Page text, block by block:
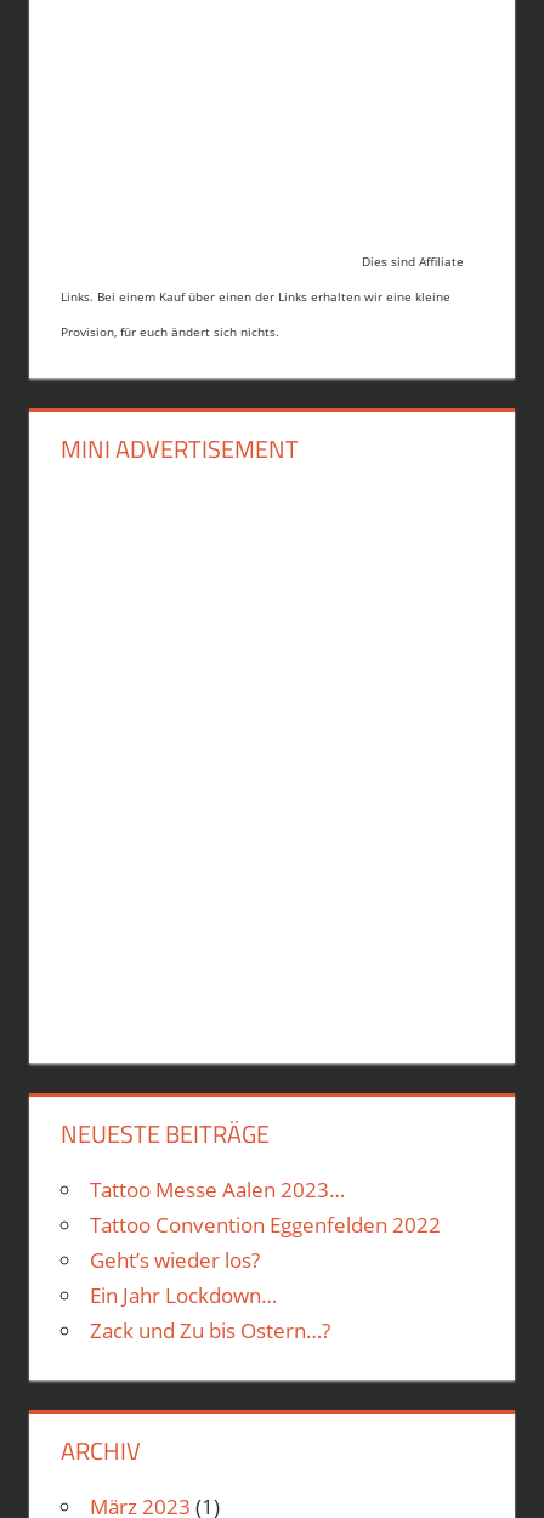
Dies sind Affiliate
Links. Bei einem Kauf über einen der Links erhalten wir eine kleine
Provision, für euch ändert sich nichts.
MINI ADVERTISEMENT
NEUESTE BEITRÄGE
Tattoo Messe Aalen 2023…
Tattoo Convention Eggenfelden 2022
Geht’s wieder los?
Ein Jahr Lockdown…
Zack und Zu bis Ostern…?
ARCHIV
März 2023 (1)